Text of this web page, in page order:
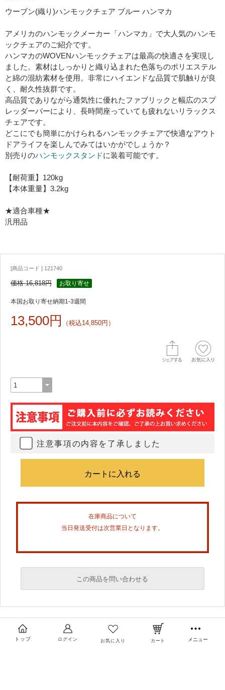
ウーブン(織り)ハンモックチェア ブルー ハンマカ
アメリカのハンモックメーカー「ハンマカ」で大人気のハンモ
ックチェアのご紹介です。
ハンマカのWOVENハンモックチェアは最高の快適さを実現し
ました。素材はしっかりと織り込まれた色落ちのポリエステル
と綿の混紡素材を使用。非常にハイエンドな品質で肌触りが良
く、耐久性抜群です。
高品質でありながら通気性に優れたファブリックと幅広のスプ
レッダーバーにより、長時間座っていても疲れないリラックス
チェアです。
どこにでも簡単にかけられるハンモックチェアで快適なアウト
ドアライフを楽しんでみてはいかがでしょうか？
別売りのハンモックスタンドに装着可能です。
【耐荷重】120kg
【本体重量】3.2kg
★適合車種★
汎用品
[商品コード ] 121740
価格 16,818円 お取り寄せ
本国お取り寄せ納期1-3週間
13,500円 （税込14,850円）
注意事項の内容を了承しました
在庫商品について
当日発送受付は次営業日となります。
この商品を問い合わせる
トップ ログイン お気に入り カート メニュー